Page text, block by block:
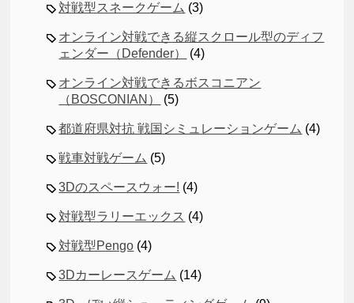
対戦型スネークゲーム (3)
オンライン対戦できる縦スクロール型のディフ
ェンダー（Defender）
(4)
オンライン対戦できるボスコニアン
（BOSCONIAN）
(5)
都道府県対抗 戦国シミュレーションゲーム (4)
戦車対戦ゲーム (5)
3Dのスペースウォー! (4)
対戦型ラリーエックス (4)
対戦型Pengo (4)
3Dカーレースゲーム (14)